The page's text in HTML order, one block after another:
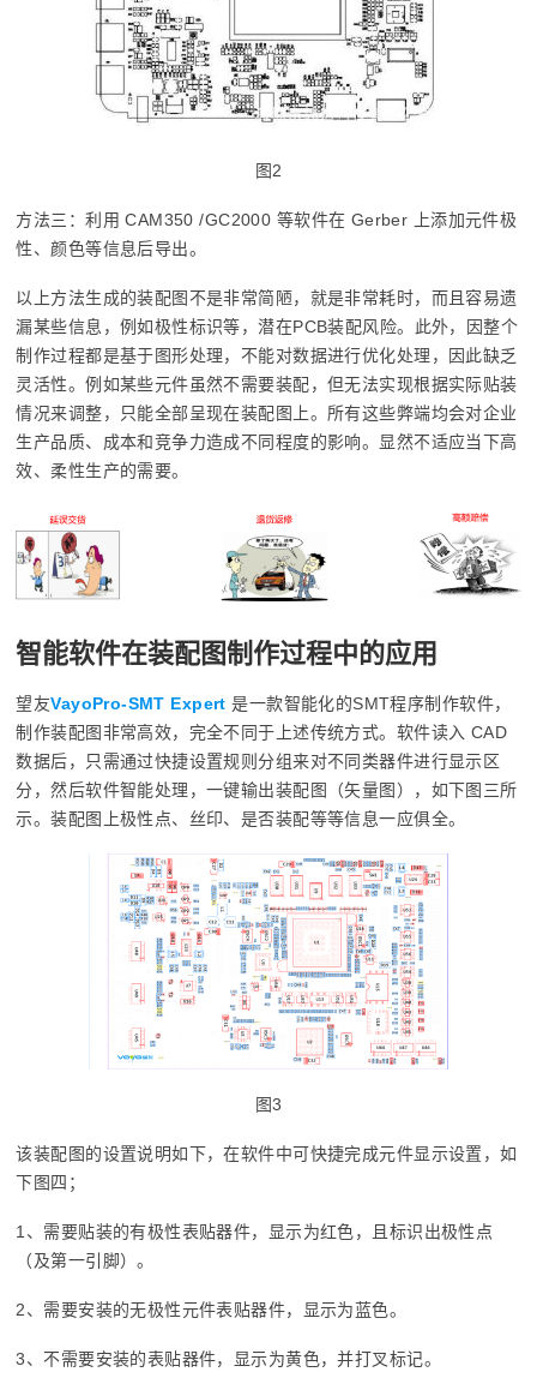
图2
方法三：利用 CAM350 /GC2000 等软件在 Gerber 上添加元件极
性、颜色等信息后导出。
以上方法生成的装配图不是非常简陋，就是非常耗时，而且容易遗
漏某些信息，例如极性标识等，潜在PCB装配风险。此外，因整个
制作过程都是基于图形处理，不能对数据进行优化处理，因此缺乏
灵活性。例如某些元件虽然不需要装配，但无法实现根据实际贴装
情况来调整，只能全部呈现在装配图上。所有这些弊端均会对企业
生产品质、成本和竞争力造成不同程度的影响。显然不适应当下高
效、柔性生产的需要。
智能软件在装配图制作过程中的应用
望友VayoPro-SMT Expert 是一款智能化的SMT程序制作软件，
制作装配图非常高效，完全不同于上述传统方式。软件读入 CAD
数据后，只需通过快捷设置规则分组来对不同类器件进行显示区
分，然后软件智能处理，一键输出装配图（矢量图），如下图三所
示。装配图上极性点、丝印、是否装配等等信息一应俱全。
图3
该装配图的设置说明如下，在软件中可快捷完成元件显示设置，如
下图四；
1、需要贴装的有极性表贴器件，显示为红色，且标识出极性点
（及第一引脚）。
2、需要安装的无极性元件表贴器件，显示为蓝色。
3、不需要安装的表贴器件，显示为黄色，并打叉标记。